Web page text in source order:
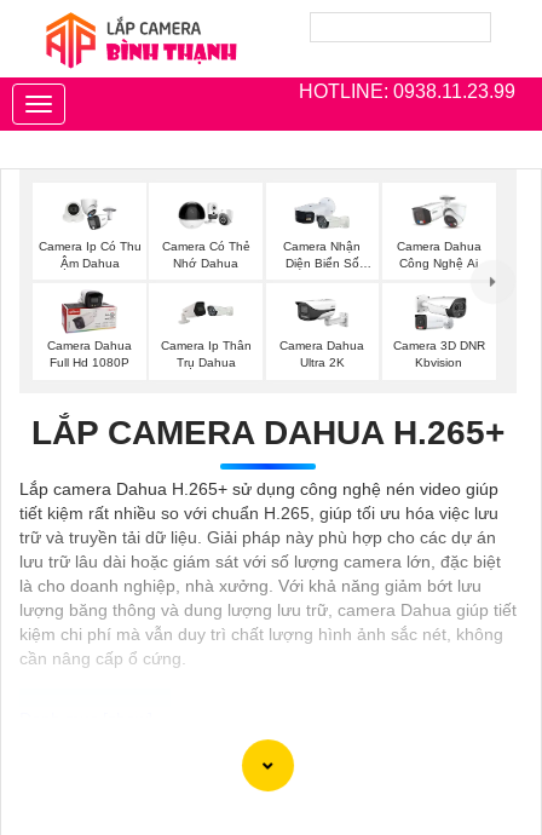
HOTLINE: 0938.11.23.99
Toggle
navigation
Camera Ip Có Thu
Ậm Dahua
Camera Có Thẻ
Nhớ Dahua
Camera Nhận
Diện Biển Số
Camera Dahua
Công Nghệ Ai
Camera Dahua
Full Hd 1080P
Camera Ip Thân
Trụ Dahua
Camera Dahua
Ultra 2K
Camera 3D DNR
Kbvision
LẮP CAMERA DAHUA H.265+
Lắp camera Dahua H.265+ sử dụng công nghệ nén video giúp
tiết kiệm rất nhiều so với chuẩn H.265, giúp tối ưu hóa việc lưu
trữ và truyền tải dữ liệu. Giải pháp này phù hợp cho các dự án
lưu trữ lâu dài hoặc giám sát với số lượng camera lớn, đặc biệt
là cho doanh nghiệp, nhà xưởng. Với khả năng giảm bớt lưu
lượng băng thông và dung lượng lưu trữ, camera Dahua giúp tiết
kiệm chi phí mà vẫn duy trì chất lượng hình ảnh sắc nét, không
cần nâng cấp ổ cứng.
Camera Wifi 360 Ngoài Trời là một option vô cùng tốt giúp đảm